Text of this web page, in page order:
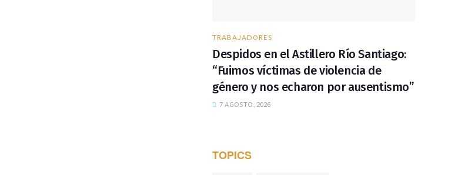
TRABAJADORES
Despidos en el Astillero Río Santiago:
“Fuimos víctimas de violencia de
género y nos echaron por ausentismo”
7 AGOSTO, 2026
TOPICS